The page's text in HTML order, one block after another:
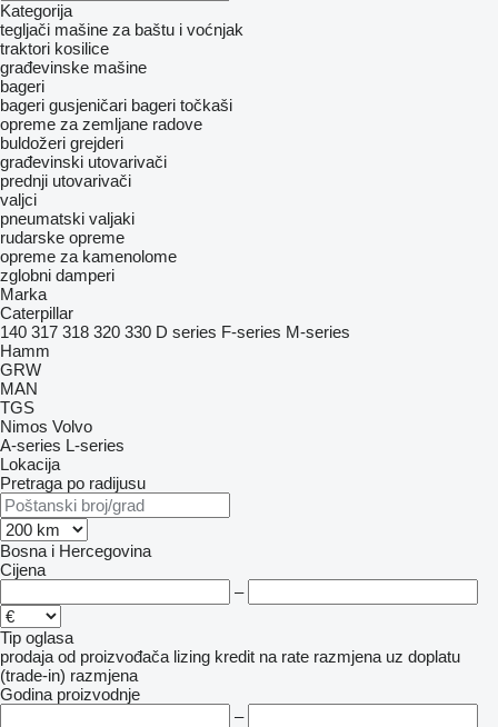
Kategorija
tegljači mašine za baštu i voćnjak
traktori kosilice
građevinske mašine
bageri
bageri gusjeničari bageri točkaši
opreme za zemljane radove
buldožeri grejderi
građevinski utovarivači
prednji utovarivači
valjci
pneumatski valjaki
rudarske opreme
opreme za kamenolome
zglobni damperi
Marka
Caterpillar
140 317 318 320 330 D series F-series M-series
Hamm
GRW
MAN
TGS
Nimos Volvo
A-series L-series
Lokacija
Pretraga po radijusu
Bosna i Hercegovina
Cijena
–
Tip oglasa
prodaja od proizvođača lizing kredit na rate razmjena uz doplatu
(trade-in) razmjena
Godina proizvodnje
–